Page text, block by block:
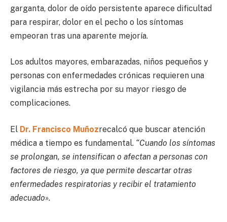
garganta, dolor de oído persistente aparece dificultad
para respirar, dolor en el pecho o los síntomas
empeoran tras una aparente mejoría.
Los adultos mayores, embarazadas, niños pequeños y
personas con enfermedades crónicas requieren una
vigilancia más estrecha por su mayor riesgo de
complicaciones.
El Dr. Francisco Muñozrecalcó que buscar atención
médica a tiempo es fundamental. “Cuando los síntomas
se prolongan, se intensifican o afectan a personas con
factores de riesgo, ya que permite descartar otras
enfermedades respiratorias y recibir el tratamiento
adecuado».